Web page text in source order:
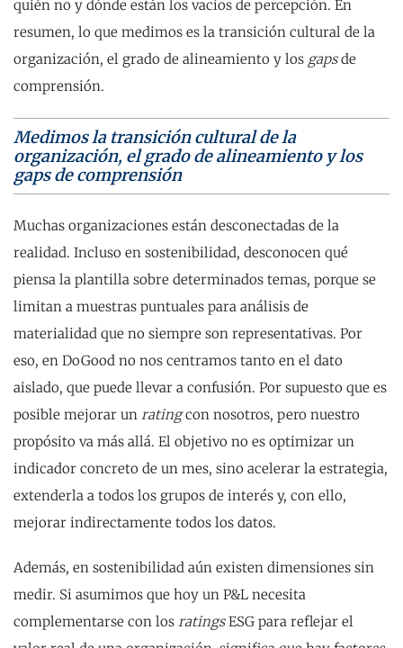
quién no y dónde están los vacíos de percepción. En
resumen, lo que medimos es la transición cultural de la
organización, el grado de alineamiento y los gapsde
comprensión.
Medimos la transición cultural de la
organización, el grado de alineamiento y los
gaps de comprensión
Muchas organizaciones están desconectadas de la
realidad. Incluso en sostenibilidad, desconocen qué
piensa la plantilla sobre determinados temas, porque se
limitan a muestras puntuales para análisis de
materialidad que no siempre son representativas. Por
eso, en DoGood no nos centramos tanto en el dato
aislado, que puede llevar a confusión. Por supuesto que es
posible mejorar un ratingcon nosotros, pero nuestro
propósito va más allá. El objetivo no es optimizar un
indicador concreto de un mes, sino acelerar la estrategia,
extenderla a todos los grupos de interés y, con ello,
mejorar indirectamente todos los datos.
Además, en sostenibilidad aún existen dimensiones sin
medir. Si asumimos que hoy un P&L necesita
complementarse con los ratingsESG para reflejar el